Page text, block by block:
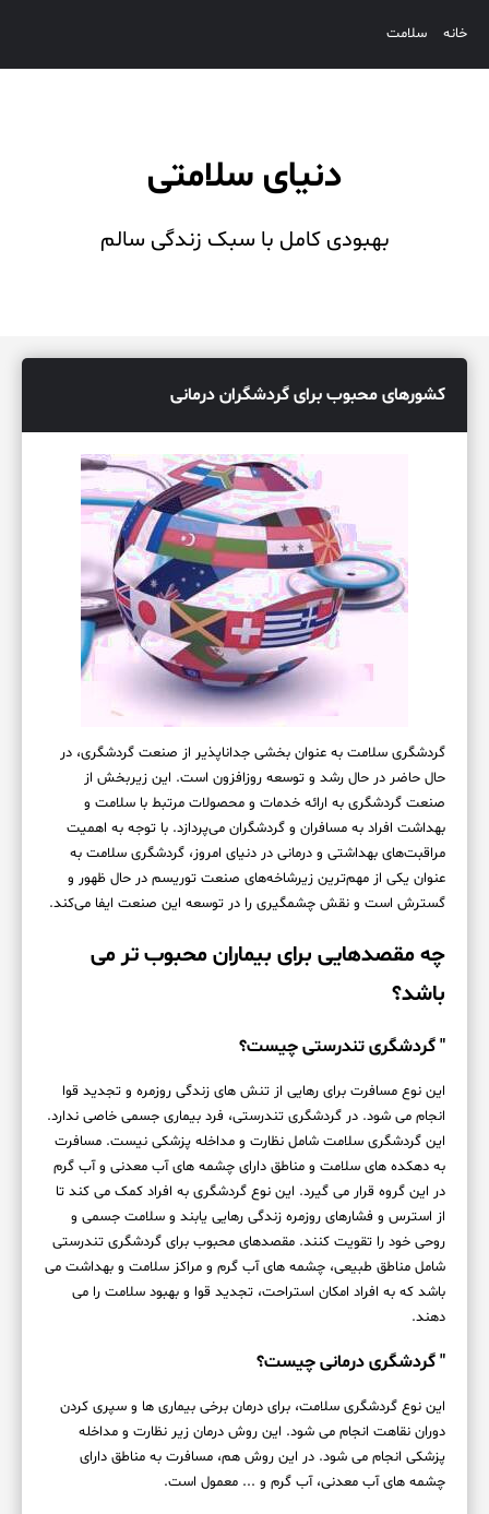
خانه سلامت
دنیای سلامتی
بهبودی کامل با سبک زندگی سالم
کشورهای محبوب برای گردشگران درمانی
گردشگری سلامت به عنوان بخشی جداناپذیر از صنعت گردشگری، در
حال حاضر در حال رشد و توسعه روزافزون است. این زیربخش از
صنعت گردشگری به ارائه خدمات و محصولات مرتبط با سلامت و
بهداشت افراد به مسافران و گردشگران می‌پردازد. با توجه به اهمیت
مراقبت‌های بهداشتی و درمانی در دنیای امروز، گردشگری سلامت به
عنوان یکی از مهم‌ترین زیرشاخه‌های صنعت توریسم در حال ظهور و
گسترش است و نقش چشمگیری را در توسعه این صنعت ایفا می‌کند.
چه مقصدهایی برای بیماران محبوب تر می
باشد؟
" گردشگری تندرستی چیست؟
این نوع مسافرت برای رهایی از تنش های زندگی روزمره و تجدید قوا
انجام می شود. در گردشگری تندرستی، فرد بیماری جسمی خاصی ندارد.
این گردشگری سلامت شامل نظارت و مداخله پزشکی نیست. مسافرت
به دهکده های سلامت و مناطق دارای چشمه های آب معدنی و آب گرم
در این گروه قرار می گیرد. این نوع گردشگری به افراد کمک می کند تا
از استرس و فشارهای روزمره زندگی رهایی یابند و سلامت جسمی و
روحی خود را تقویت کنند. مقصدهای محبوب برای گردشگری تندرستی
شامل مناطق طبیعی، چشمه های آب گرم و مراکز سلامت و بهداشت می
باشد که به افراد امکان استراحت، تجدید قوا و بهبود سلامت را می
دهند.
" گردشگری درمانی چیست؟
این نوع گردشگری سلامت، برای درمان برخی بیماری ها و سپری کردن
دوران نقاهت انجام می شود. این روش درمان زیر نظارت و مداخله
پزشکی انجام می شود. در این روش هم، مسافرت به مناطق دارای
چشمه های آب معدنی، آب گرم و ... معمول است.